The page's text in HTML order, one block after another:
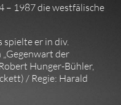
– 1987 die westfälische
spielte er in div.
der
Hunger-Bühler,
/ Regie: Harald